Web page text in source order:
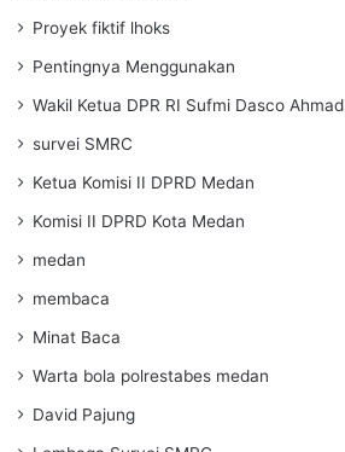
Proyek fiktif lhoks
Pentingnya Menggunakan
Wakil Ketua DPR RI Sufmi Dasco Ahmad
survei SMRC
Ketua Komisi II DPRD Medan
Komisi II DPRD Kota Medan
medan
membaca
Minat Baca
Warta bola polrestabes medan
David Pajung